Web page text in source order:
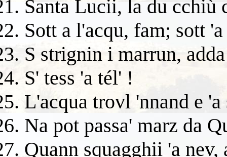
Santa Lucii, la du cchiù
Sott a l'acqu, fam; sott
S strignin i marrun,
S' tess 'a tél' !
L'acqua trovl 'nnand e
Na pot passa' marz da
Quann squagghii 'a